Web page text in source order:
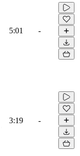
5:01 -
3:19 -